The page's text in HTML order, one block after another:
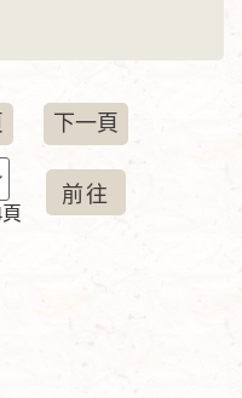
下一頁